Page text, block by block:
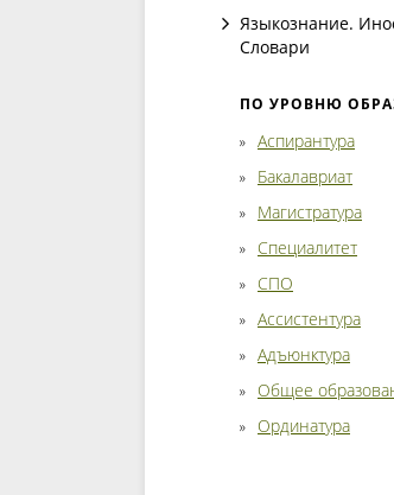
Языкознание.
Словари
ПО УРОВНЮ
Аспирантура
Бакалавриат
Магистратура
Специалитет
СПО
Ассистентура
Адъюнктура
Общее
Ординатура